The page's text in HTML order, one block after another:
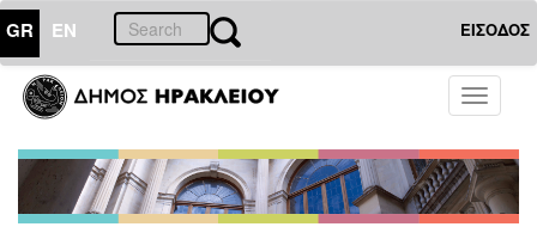
GR EN ΕΙΣΟΔΟΣ
Toggle
ΔΗΜΟΣ
Δελτία
Τύπου
Αρχείο